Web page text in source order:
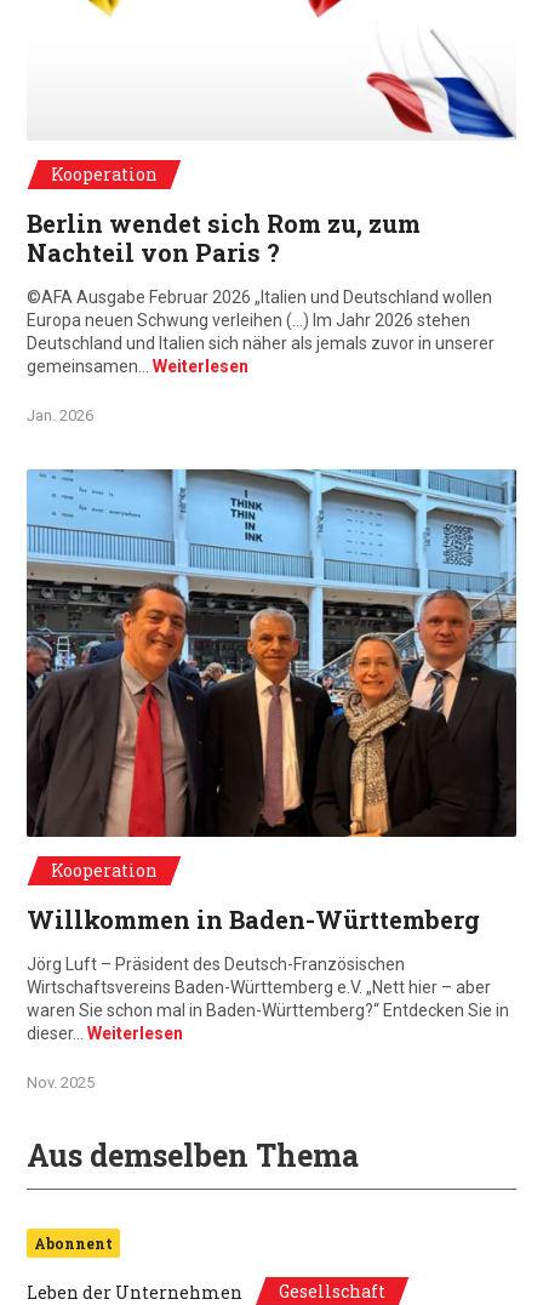
Kooperation
Berlin wendet sich Rom zu, zum
Nachteil von Paris ?
©AFA Ausgabe Februar 2026 „Italien und Deutschland wollen
Europa neuen Schwung verleihen (…) Im Jahr 2026 stehen
Deutschland und Italien sich näher als jemals zuvor in unserer
gemeinsamen… Weiterlesen
Jan. 2026
Kooperation
Willkommen in Baden-Württemberg
Jörg Luft – Präsident des Deutsch-Französischen
Wirtschaftsvereins Baden-Württemberg e.V. „Nett hier – aber
waren Sie schon mal in Baden-Württemberg?“ Entdecken Sie in
dieser… Weiterlesen
Nov. 2025
Aus demselben Thema
Abonnent
Leben der Unternehmen Gesellschaft